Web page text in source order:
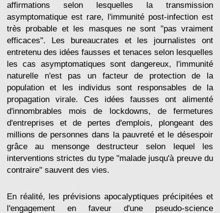
affirmations selon lesquelles la transmission
asymptomatique est rare, l'immunité post-infection est
très probable et les masques ne sont "pas vraiment
efficaces". Les bureaucrates et les journalistes ont
entretenu des idées fausses et tenaces selon lesquelles
les cas asymptomatiques sont dangereux, l'immunité
naturelle n'est pas un facteur de protection de la
population et les individus sont responsables de la
propagation virale. Ces idées fausses ont alimenté
d'innombrables mois de lockdowns, de fermetures
d'entreprises et de pertes d'emplois, plongeant des
millions de personnes dans la pauvreté et le désespoir
grâce au mensonge destructeur selon lequel les
interventions strictes du type "malade jusqu'à preuve du
contraire" sauvent des vies.
En réalité, les prévisions apocalyptiques précipitées et
l'engagement en faveur d'une pseudo-science